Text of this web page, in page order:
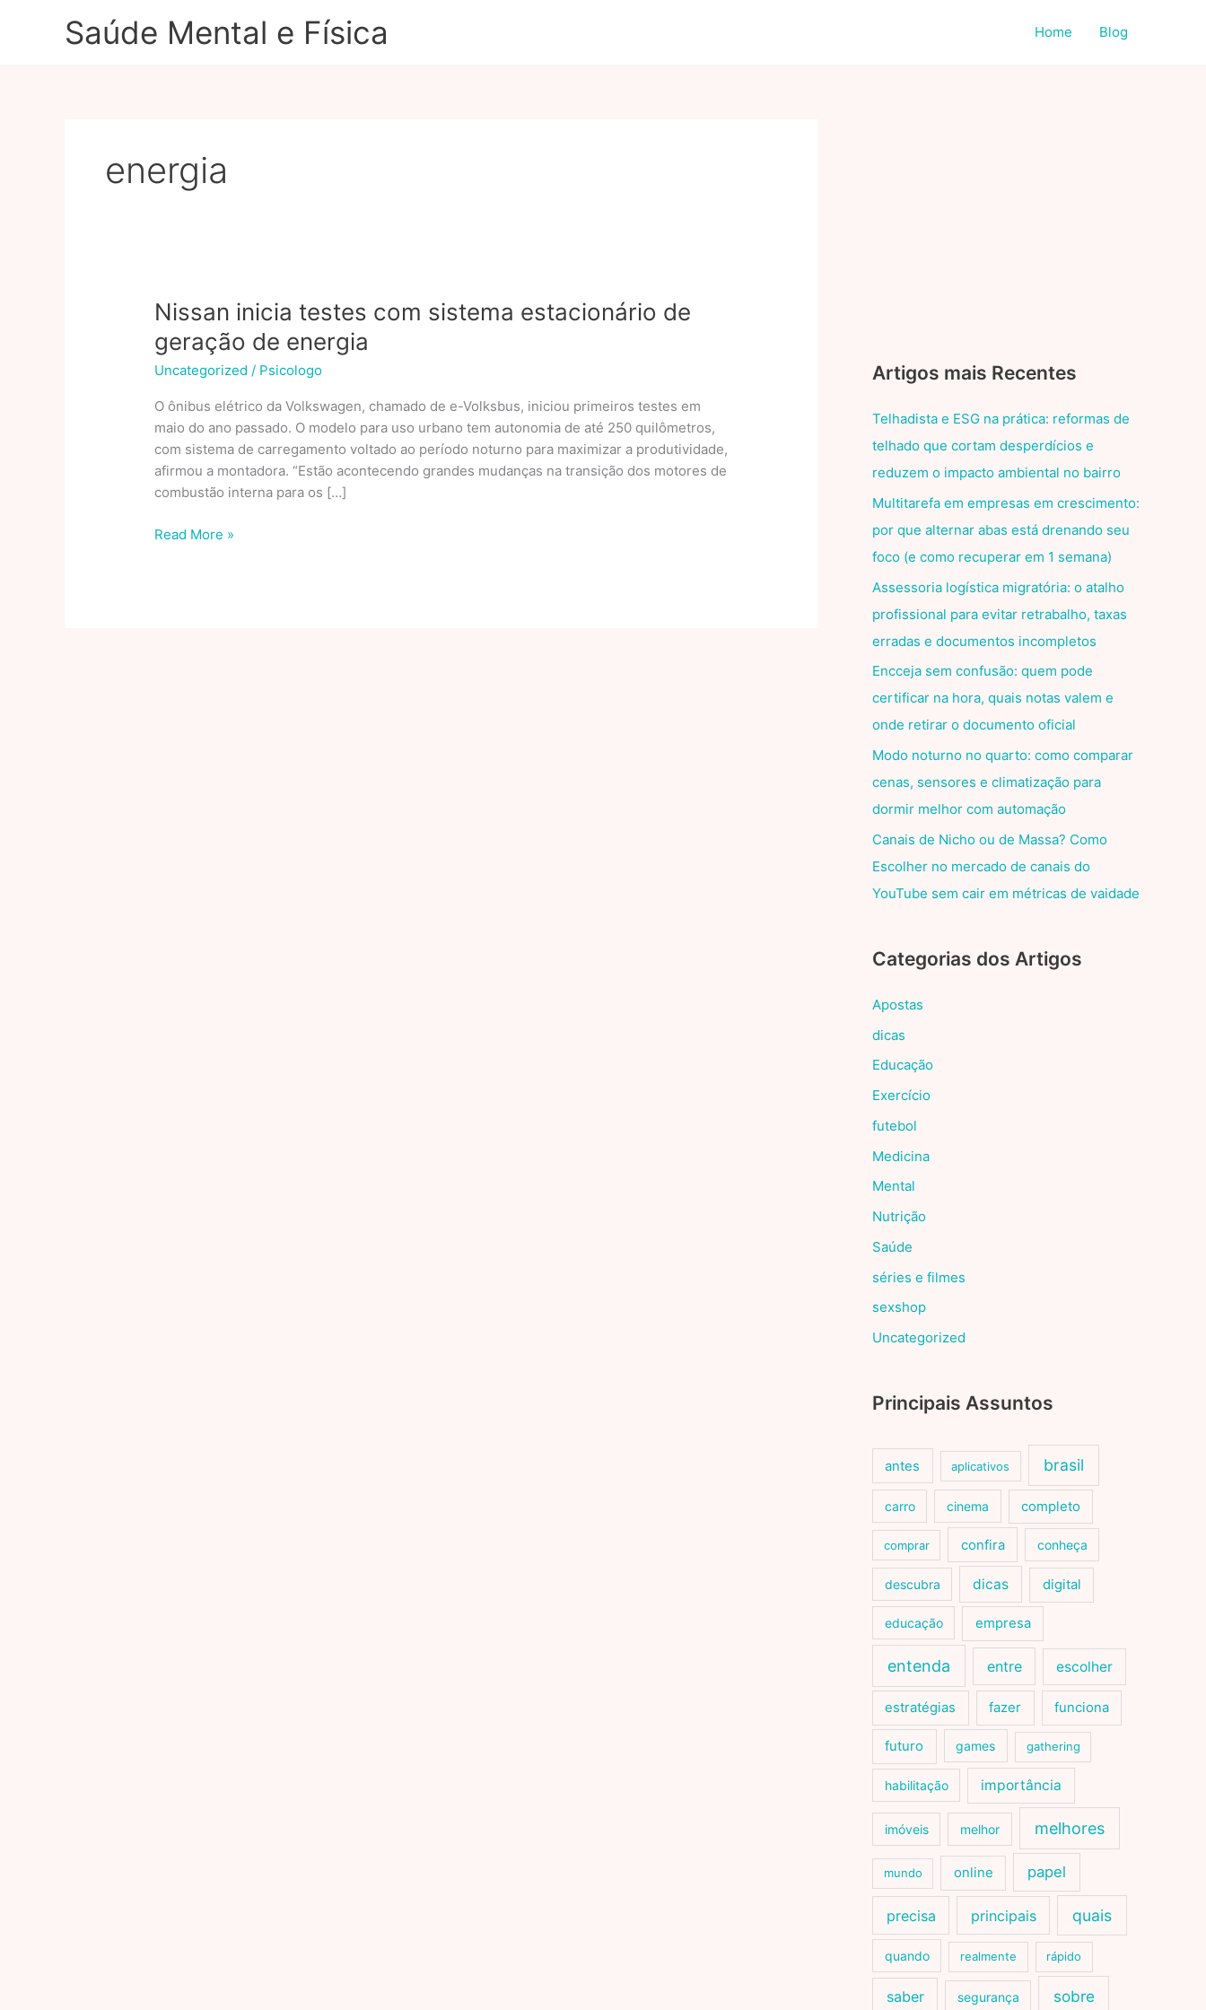
Saúde Mental e Física Home Blog
energia
Nissan inicia testes com sistema estacionário de
geração de energia
Uncategorized / Psicologo
O ônibus elétrico da Volkswagen, chamado de e-Volksbus, iniciou primeiros testes em
maio do ano passado. O modelo para uso urbano tem autonomia de até 250 quilômetros,
com sistema de carregamento voltado ao período noturno para maximizar a produtividade,
afirmou a montadora. “Estão acontecendo grandes mudanças na transição dos motores de
combustão interna para os […]
Nissan
Read More »
Artigos mais Recentes
Telhadista e ESG na prática: reformas de
telhado que cortam desperdícios e
reduzem o impacto ambiental no bairro
Multitarefa em empresas em crescimento:
por que alternar abas está drenando seu
foco (e como recuperar em 1 semana)
Assessoria logística migratória: o atalho
profissional para evitar retrabalho, taxas
erradas e documentos incompletos
Encceja sem confusão: quem pode
certificar na hora, quais notas valem e
onde retirar o documento oficial
Modo noturno no quarto: como comparar
cenas, sensores e climatização para
dormir melhor com automação
Canais de Nicho ou de Massa? Como
Escolher no mercado de canais do
YouTube sem cair em métricas de vaidade
Categorias dos Artigos
Apostas
dicas
Educação
Exercício
futebol
Medicina
Mental
Nutrição
Saúde
séries e filmes
sexshop
Uncategorized
Principais Assuntos
antes aplicativos brasil
carro cinema completo
comprar confira conheça
descubra dicas digital
educação empresa
entenda entre escolher
estratégias fazer funciona
futuro games gathering
habilitação importância
imóveis melhor melhores
mundo online papel
precisa principais quais
quando realmente rápido
saber segurança sobre